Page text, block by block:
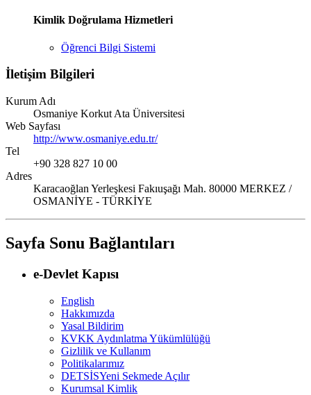
Kimlik Doğrulama Hizmetleri
Öğrenci Bilgi Sistemi
İletişim Bilgileri
Kurum Adı
Osmaniye Korkut Ata Üniversitesi
Web Sayfası
http://www.osmaniye.edu.tr/
Tel
+90 328 827 10 00
Adres
Karacaoğlan Yerleşkesi Fakıuşağı Mah. 80000 MERKEZ /
OSMANİYE - TÜRKİYE
Sayfa Sonu Bağlantıları
e-Devlet Kapısı
English
Hakkımızda
Yasal Bildirim
KVKK Aydınlatma Yükümlülüğü
Gizlilik ve Kullanım
Politikalarımız
DETSİSYeni Sekmede Açılır
Kurumsal Kimlik